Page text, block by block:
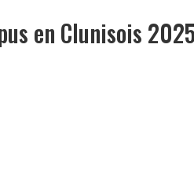
en Clunisois